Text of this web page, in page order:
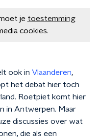
je toestemming
cookies.
ook in Vlaanderen,
het debat hier toch
Roetpiet komt hier
in Antwerpen. Maar
discussies over wat
die als een